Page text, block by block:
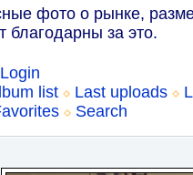
фото о рынке,
за это.
Login
list Last uploads
Search